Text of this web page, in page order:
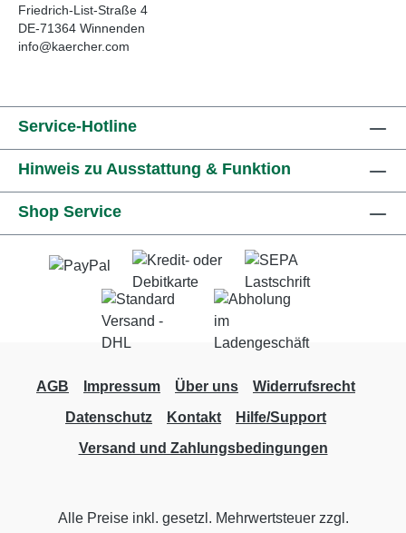
Friedrich-List-Straße 4
DE-71364 Winnenden
info@kaercher.com
Service-Hotline
Hinweis zu Ausstattung & Funktion
Shop Service
AGB Impressum Über uns
Widerrufsrecht
Datenschutz
Kontakt
Hilfe/Support
Versand und Zahlungsbedingungen
Alle Preise inkl. gesetzl. Mehrwertsteuer zzgl.